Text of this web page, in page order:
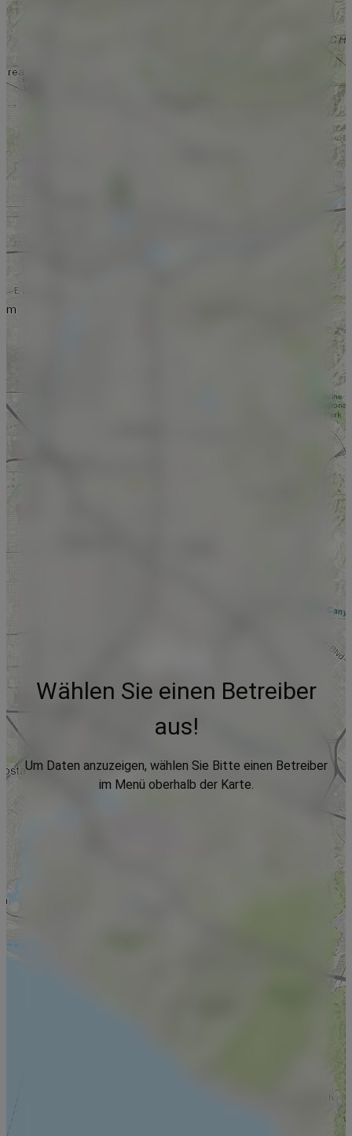
Wählen Sie einen Betreiber
aus!
Um Daten anzuzeigen, wählen Sie Bitte einen Betreiber
im Menü oberhalb der Karte.